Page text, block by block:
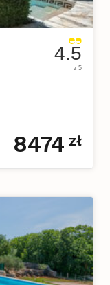
4.5
z 5
8474 zł